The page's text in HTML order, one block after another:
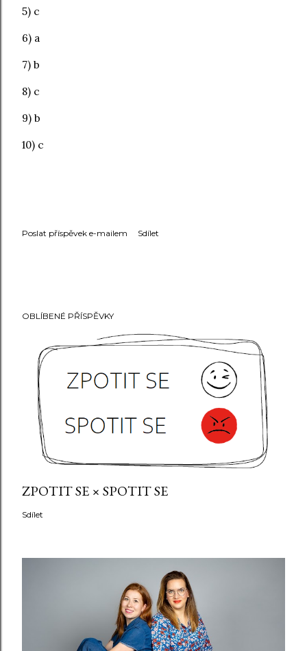
5) c
6) a
7) b
8) c
9) b
10) c
Poslat příspěvek e-mailem Sdílet
OBLÍBENÉ PŘÍSPĚVKY
ZPOTIT SE × SPOTIT SE
Sdílet